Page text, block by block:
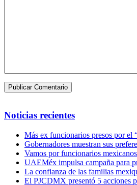
Noticias recientes
Más ex funcionarios presos por el
Gobernadores muestran sus
Vamos por funcionarios
UAEMéx impulsa campaña para
La confianza de las familias
El PJCDMX presentó 5 acciones